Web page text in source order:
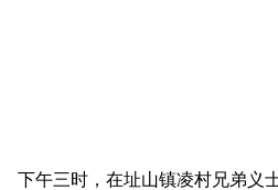
下午三时，在址山镇凌村兄弟义